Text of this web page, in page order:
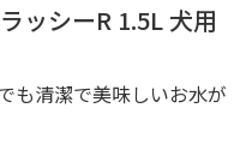
ッシーR 1.5L 犬用
も清潔で美味しいお水が